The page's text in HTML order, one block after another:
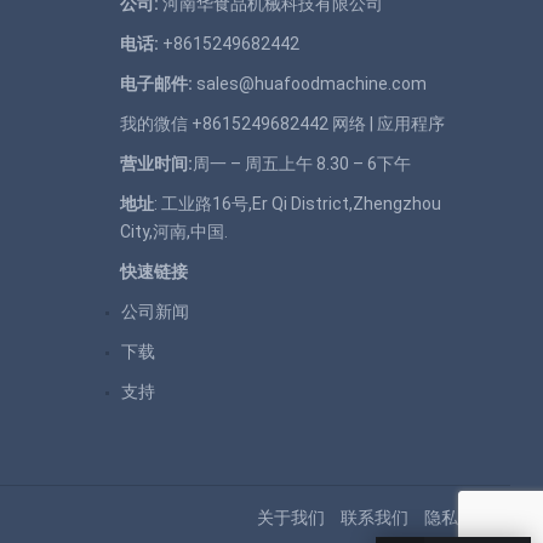
电话: +8615249682442
电子邮件: sales@huafoodmachine.com
我的微信 +8615249682442 网络 应用程序
营业时间: 周一 – 周五上午 8.30 – 6下午
地址: 工业路16号,Er Qi District,Zhengzhou
City,河南,中国.
快速链接
公司新闻
下载
支持
关于我们 联系我们 隐私政策